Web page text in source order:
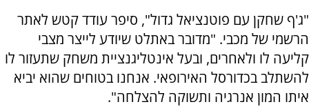
"ג'ף שחקן עם פוטנציאל גדול", סיפר עודד קטש לאתר
הרשמי של מכבי. "מדובר באתלט שיודע לייצר מצבי
קליעה לו ולאחרים, ובעל אינטליגנציית משחק שתעזור לו
להשתלב בכדורסל האירופאי. אנחנו בטוחים שהוא יביא
איתו המון אנרגיה ותשוקה להצלחה".